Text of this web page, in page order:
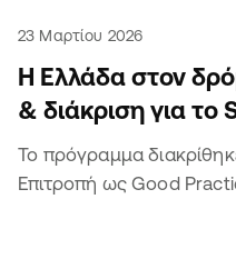
23 Μαρτίου 2026
Η Ελλάδα στον
& διάκριση για
Το πρόγραμμα
Επιτροπή ως Good